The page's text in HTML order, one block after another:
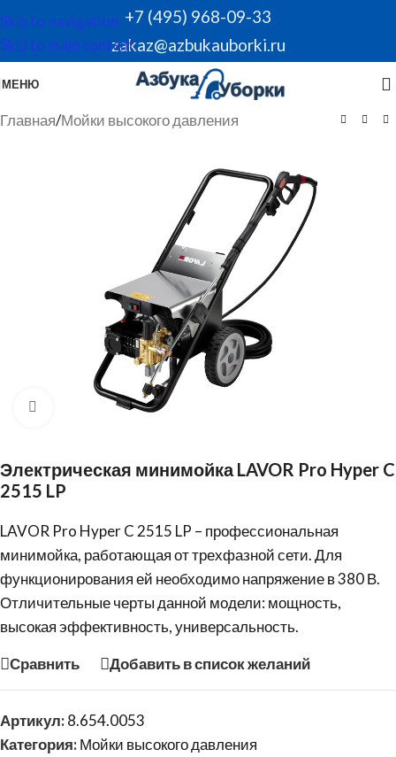
Skip to navigation
Skip to main content
+7 (495) 968-09-33
zakaz@azbukauborki.ru
МЕНЮ
Главная/Мойки высокого давления
Нажмите, чтобы увеличить
Электрическая минимойка LAVOR Pro Hyper C
2515 LP
LAVOR Pro Hyper C 2515 LP – профессиональная
минимойка, работающая от трехфазной сети. Для
функционирования ей необходимо напряжение в 380 В.
Отличительные черты данной модели: мощность,
высокая эффективность, универсальность.
Сравнить Добавить в список желаний
Артикул:8.654.0053
Категория:Мойки высокого давления